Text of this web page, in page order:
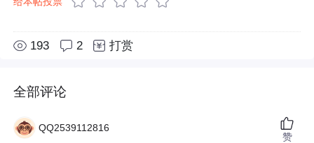
193 2 打赏
全部评论
QQ2539112816
赞